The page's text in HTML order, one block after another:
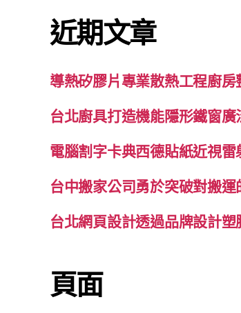
字:
近期文章
導熱矽膠片專業散熱工程廚
台北廚具打造機能隱形鐵窗
電腦割字卡典西德貼紙近視
台中搬家公司勇於突破對搬
台北網頁設計透過品牌設計
頁面